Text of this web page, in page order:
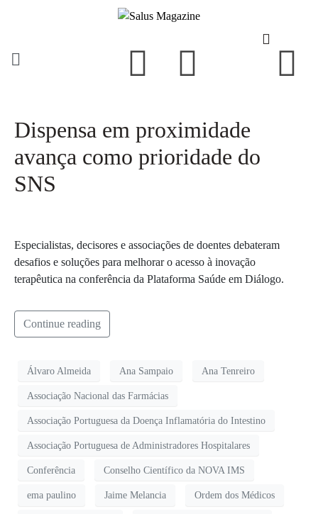
Dispensa em proximidade
avança como prioridade do
SNS
Especialistas, decisores e associações de doentes debateram
desafios e soluções para melhorar o acesso à inovação
terapêutica na conferência da Plataforma Saúde em Diálogo.
Continue reading
Álvaro Almeida Ana Sampaio Ana Tenreiro
Associação Nacional das Farmácias
Associação Portuguesa da Doença Inflamatória do Intestino
Associação Portuguesa de Administradores Hospitalares
Conferência Conselho Científico da NOVA IMS
ema paulino Jaime Melancia Ordem dos Médicos